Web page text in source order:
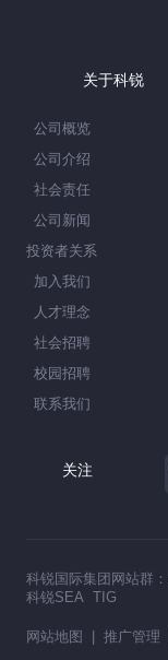
关于科锐
公司概览
公司介绍
社会责任
公司新闻
投资者关系
加入我们
人才理念
社会招聘
校园招聘
联系我们
关注
科锐国际集团网站群：
科锐SEA TIG
网站地图 推广管理